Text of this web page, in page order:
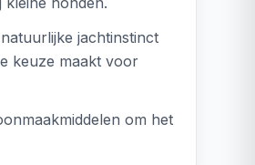
jachtinstinct
keuze maakt voor
om het